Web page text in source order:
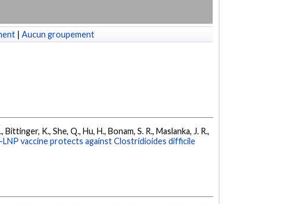
| Aucun groupement
K., She, Q., Hu, H., Bonam, S. R., Maslanka, J. R.,
LNP vaccine protects against Clostridioides difficile